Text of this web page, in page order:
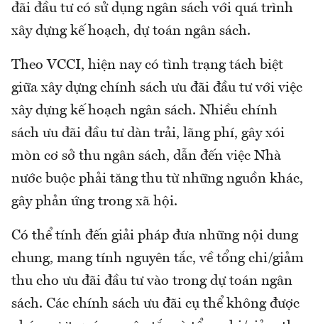
đãi đầu tư có sử dụng ngân sách với quá trình
xây dựng kế hoạch, dự toán ngân sách.
Theo VCCI, hiện nay có tình trạng tách biệt
giữa xây dựng chính sách ưu đãi đầu tư với việc
xây dựng kế hoạch ngân sách. Nhiều chính
sách ưu đãi đầu tư dàn trải, lãng phí, gây xói
mòn cơ sở thu ngân sách, dẫn đến việc Nhà
nước buộc phải tăng thu từ những nguồn khác,
gây phản ứng trong xã hội.
Có thể tính đến giải pháp đưa những nội dung
chung, mang tính nguyên tắc, về tổng chi/giảm
thu cho ưu đãi đầu tư vào trong dự toán ngân
sách. Các chính sách ưu đãi cụ thể không được